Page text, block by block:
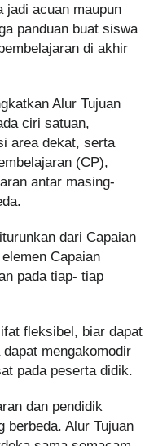
jadi acuan maupun
panduan buat siswa
di akhir
Alur Tujuan
ciri satuan,
area dekat, serta
(CP),
antar masing-
dari Capaian
Capaian
pada tiap- tiap
fleksibel, biar dapat
mengakomodir
pada peserta didik.
dan pendidik
berbeda. Alur Tujuan